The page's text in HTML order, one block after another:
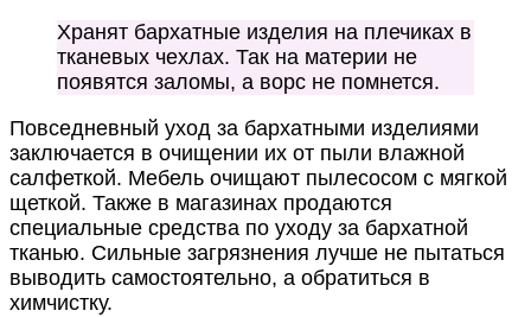
Хранят бархатные изделия на плечиках в
тканевых чехлах. Так на материи не
появятся заломы, а ворс не помнется.
Повседневный уход за бархатными изделиями
заключается в очищении их от пыли влажной
салфеткой. Мебель очищают пылесосом с мягкой
щеткой. Также в магазинах продаются
специальные средства по уходу за бархатной
тканью. Сильные загрязнения лучше не пытаться
выводить самостоятельно, а обратиться в
химчистку.